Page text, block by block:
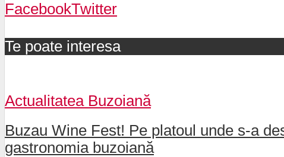
FacebookTwitter
Te poate interesa
Actualitatea Buzoiană
Buzau Wine Fest! Pe platoul unde s-a
gastronomia buzoiană